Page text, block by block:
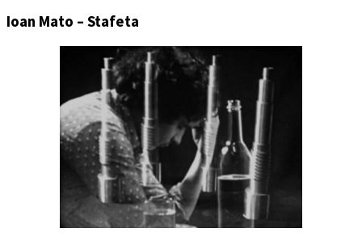
Ioan Mato – Stafeta